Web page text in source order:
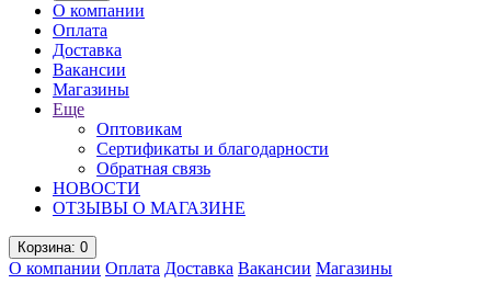
О компании
Оплата
Доставка
Вакансии
Магазины
Еще
Оптовикам
Сертификаты и благодарности
Обратная связь
НОВОСТИ
ОТЗЫВЫ О МАГАЗИНЕ
Корзина: 0
О компании Оплата Доставка Вакансии Магазины